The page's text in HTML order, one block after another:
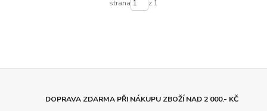
strana z 1
DOPRAVA ZDARMA PŘI NÁKUPU ZBOŽÍ NAD 2 000.- KČ